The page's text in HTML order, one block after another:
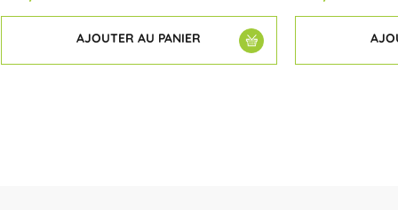
AJOUTER AU PANIER